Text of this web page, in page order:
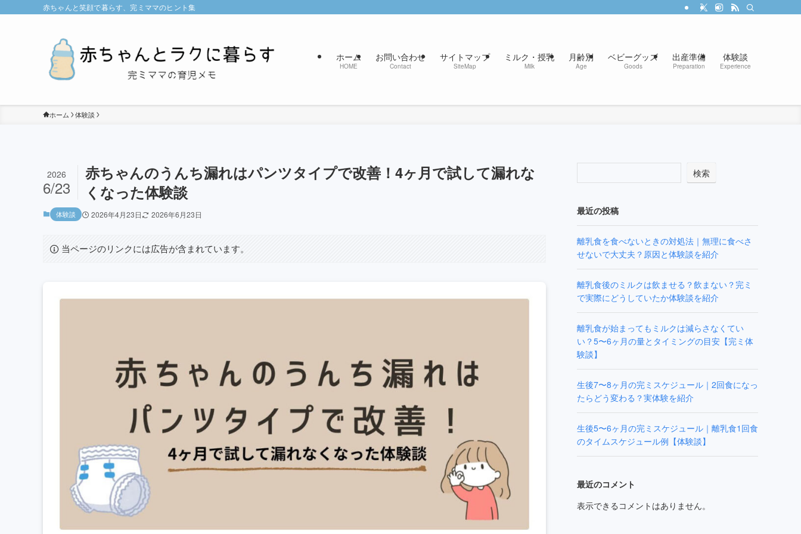
赤ちゃんと笑顔で暮らす、完ミママのヒント集
ホーム
HOME
お問い合わせ
Contact
サイトマップ
SiteMap
ミルク・授乳
Milk
月齢別
Age
ベビーグッズ
Goods
出産準備
Preparation
体験談
Experience
ホーム 体験談
赤ちゃんのうんち漏れはパンツタイプで改善！4ヶ月で試して漏れな
くなった体験談
2026
6/23
体験談 2026年4月23日 2026年6月23日
当ページのリンクには広告が含まれています。
検索
最近の投稿
離乳食を食べないときの対処法｜無理に食べさ
せないで大丈夫？原因と体験談を紹介
離乳食後のミルクは飲ませる？飲まない？完ミ
で実際にどうしていたか体験談を紹介
離乳食が始まってもミルクは減らさなくてい
い？5〜6ヶ月の量とタイミングの目安【完ミ体
験談】
生後7〜8ヶ月の完ミスケジュール｜2回食になっ
たらどう変わる？実体験を紹介
生後5〜6ヶ月の完ミスケジュール｜離乳食1回食
のタイムスケジュール例【体験談】
最近のコメント
表示できるコメントはありません。